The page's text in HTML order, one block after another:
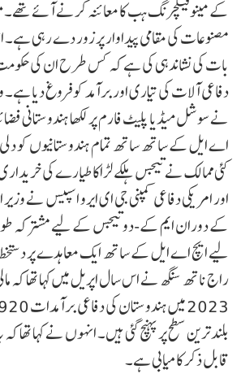
کے مینوفیکچرنگ ہب کا معائنہ کرنے آئے
مصنوعات کی مقامی پیداوار پر زور دے رہی
بات کی نشاندہی کی ہے کہ کس طرح ان کی
دفاعی آلات کی تیاری اور برآمد کو فروغ دیا
نے سوشل میڈیا پلیٹ فارم پر لکھا ہندوستانی
اے ایل کے ساتھ ساتھ تمام ہندوستانیوں کو دلی
کئی ممالک نے تیجس ہلکے لڑاکا طیارے کی
اور امریکی دفاعی کمپنی جی ای ایرو اسپیس نے
کے دوران ایم کے-دو تیجس کے لیے مشترکہ
لیے ایچ اے ایل کے ساتھ ایک معاہدے پر
بلند ترین سطح پر پہنچ گئی ہیں۔ انہوں نے کہا
قابل ذکر کامیابی ہے۔